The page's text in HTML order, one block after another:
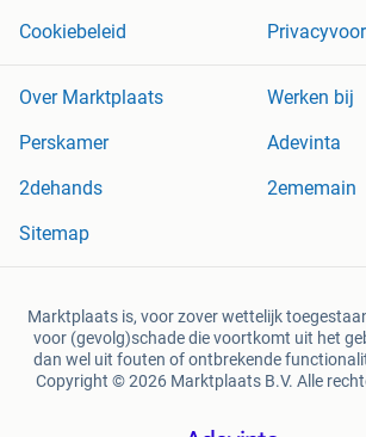
Cookiebeleid
Over Marktplaats
Werken bij
Perskamer
Adevinta
2dehands
2ememain
Sitemap
Marktplaats is, voor zover wettelijk
voor (gevolg)schade die voortkomt uit het
dan wel uit fouten of ontbrekende
Copyright © 2026 Marktplaats B.V. Alle